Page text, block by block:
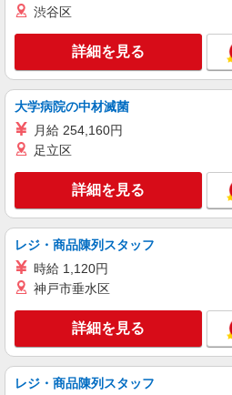
【平日・土】時
祝】 時給1,134円
て時給を考慮いたします □交通費支給 □
当（１分単位で別
あり（年度契約更
全て当社規定あり
熊本県上益城郡
キ宇土店も同時募集
キープ
アルバイト
ケーズデンキ嘉島店
携帯電話販売スタ
時給1,294円〜
時給を考慮いたします □交通費支給 □時間外
（１分単位で別途
り □賞与あり（年２回
熊本県上益城郡
ケーズデンキ嘉島店
携帯電話接客スタッ
渋谷区
詳細を見る
大学病院の中材滅菌
月給 254,160円
足立区
詳細を見る
レジ・商品陳列スタッフ
時給 1,120円
神戸市垂水区
詳細を見る
レジ・商品陳列スタッフ